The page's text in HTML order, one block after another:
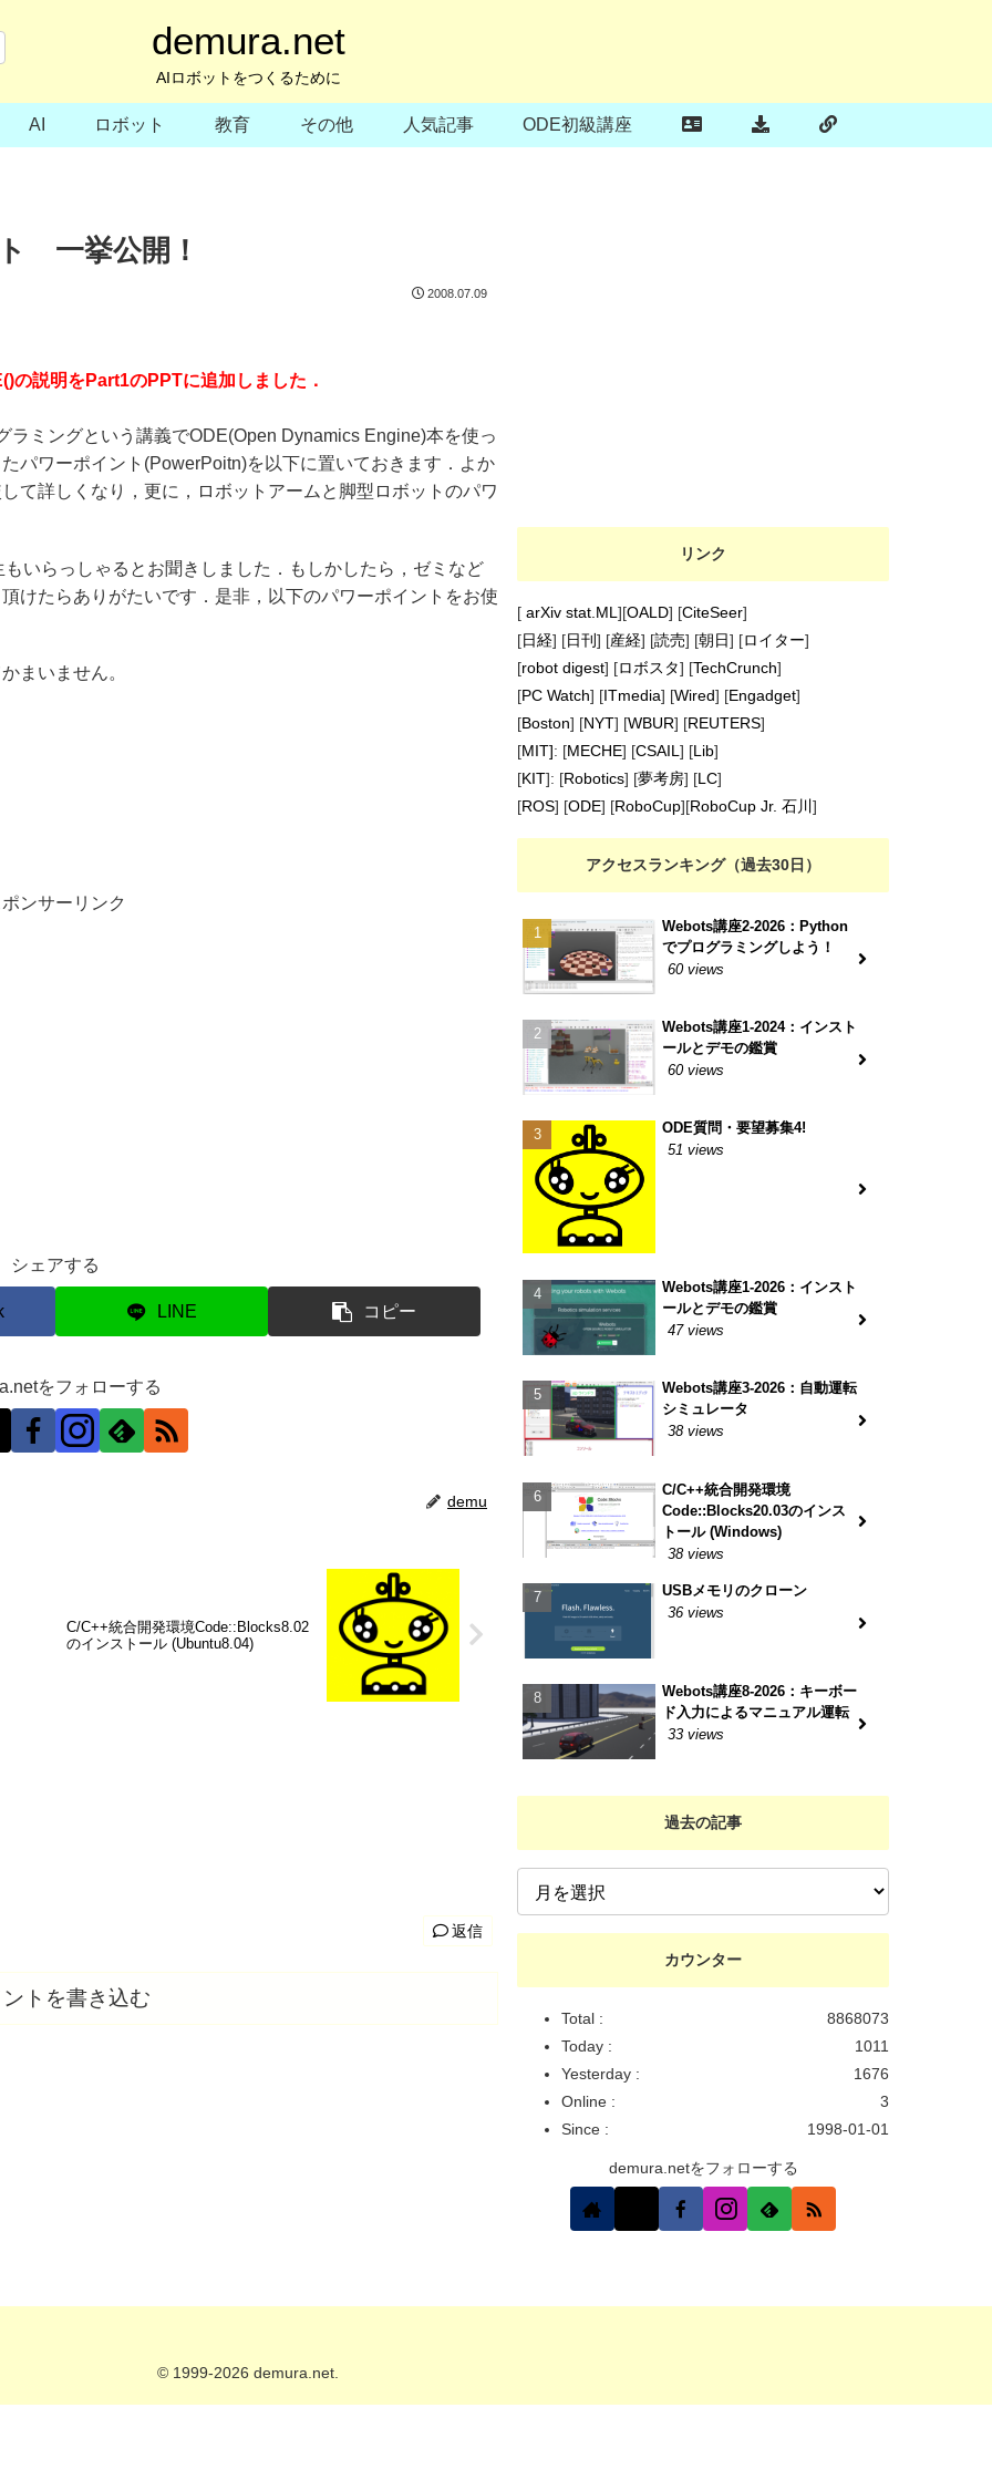
demura.net
AIロボットをつくるために
AI ロボット 教育 その他 人気記事 ODE初級講座
一挙公開！
2008.07.09
説明をPart1のPPTに追加しました．
ラミングという講義でODE(Open Dynamics Engine)本を使っ
パワーポイント(PowerPoitn)を以下に置いておきます．よか
て詳しくなり，更に，ロボットアームと脚型ロボットのパワ
いらっしゃるとお聞きしました．もしかしたら，ゼミなど
けたらありがたいです．是非，以下のパワーポイントをお使
まいません。
ポンサーリンク
シェアする
LINE コピー
をフォローする
demu
C/C++統合開発環境Code::Blocks8.02
のインストール (Ubuntu8.04)
返信
ントを書き込む
リンク
[ arXiv stat.ML ][OALD] [CiteSeer]
[日経] [日刊 ] [産経] [読売] [朝日] [ロイター]
[robot digest] [ロボスタ] [TechCrunch]
[PC Watch] [ITmedia] [Wired] [Engadget]
[Boston] [NYT] [WBUR] [REUTERS]
[MIT]: [MECHE] [CSAIL ] [Lib]
[KIT]: [Robotics] [夢考房] [LC]
[ROS] [ODE] [RoboCup][RoboCup Jr. 石川 ]
アクセスランキング（過去30日）
Webots講座2-2026：Python
でプログラミングしよう！
60 views
Webots講座1-2024：インスト
ールとデモの鑑賞
60 views
ODE質問・要望募集4!
51 views
Webots講座1-2026：インスト
ールとデモの鑑賞
47 views
Webots講座3-2026：自動運転
シミュレータ
38 views
C/C++統合開発環境
Code::Blocks20.03のインス
トール (Windows)
38 views
USBメモリのクローン
36 views
Webots講座8-2026：キーボー
ド入力によるマニュアル運転
33 views
過去の記事
カウンター
8868073
Total :
1011
Today :
1676
Yesterday :
3
Online :
1998-01-01
Since :
demura.netをフォローする
© 1999-2026 demura.net.